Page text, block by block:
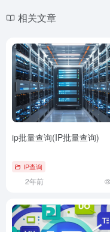
相关文章
ip批量查询(IP批量查询)
IP查询
2年前